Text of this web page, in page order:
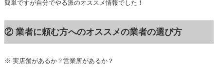
簡単ですが自分でやる派のオススメ情報でした！
② 業者に頼む方へのオススメの業者の選び方
※ 実店舗があるか？営業所があるか？